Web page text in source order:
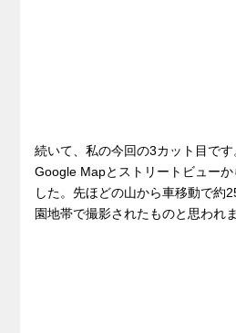
続いて、私の今回の3カット目で
Google Mapとストリートビュー
した。先ほどの山から車移動で約
園地帯で撮影されたものと思われま